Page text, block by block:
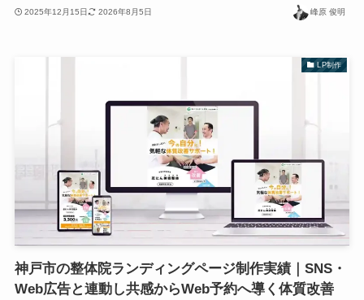
2025年12月15日 2026年8月5日 峰原 俊明
LP制作
神戸市の整体院ランディングページ制作実績｜SNS・
Web広告と連動し共感からWeb予約へ導く体質改善